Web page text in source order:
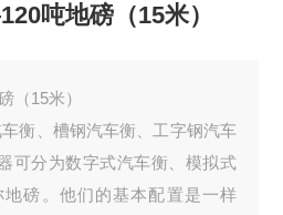
吨地磅（15米）
（15米）
衡、槽钢汽车衡、工字钢汽车
可分为数字式汽车衡、模拟式
磅。他们的基本配置是一样